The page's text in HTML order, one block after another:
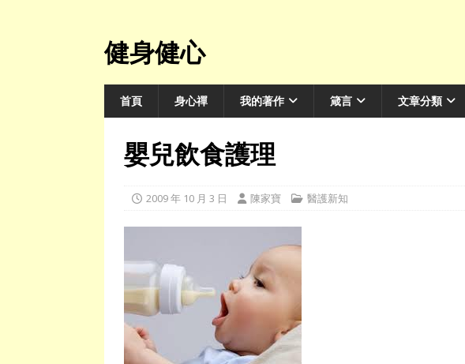
健身健心
首頁 身心禪 我的著作 箴言 文章分類
嬰兒飲食護理
2009 年 10 月 3 日 陳家寶 醫護新知